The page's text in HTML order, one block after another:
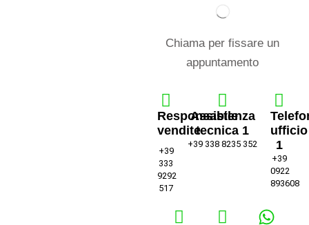
Chiama per fissare un
appuntamento
Responsabile
vendite
+39
333
9292
517
Assistenza
tecnica 1
+39 338 8235 352
ufficio
1
+39
0922
893608